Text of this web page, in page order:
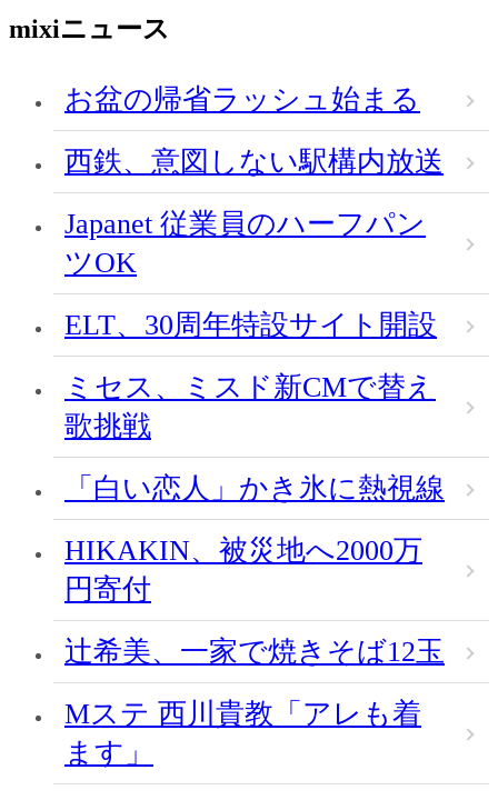
mixiニュース
お盆の帰省ラッシュ始まる
西鉄、意図しない駅構内放送
Japanet 従業員のハーフパン
ツOK
ELT、30周年特設サイト開設
ミセス、ミスド新CMで替え
歌挑戦
「白い恋人」かき氷に熱視線
HIKAKIN、被災地へ2000万
円寄付
辻希美、一家で焼きそば12玉
Mステ 西川貴教「アレも着
ます」